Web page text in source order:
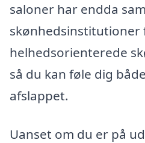
saloner har endda
skønhedsinstitutioner
helhedsorienterede
så du kan føle dig
afslappet.
Uanset om du er på